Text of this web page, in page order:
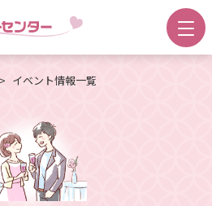
イベント情報一覧